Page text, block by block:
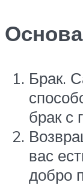
Брак.
брак с
вас
добро